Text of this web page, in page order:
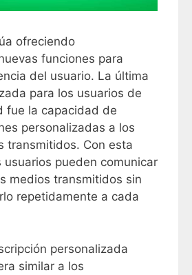
ofreciendo
funciones para
del usuario. La última
para los usuarios de
fue la capacidad de
personalizadas a los
transmitidos. Con esta
usuarios pueden comunicar
medios transmitidos sin
repetidamente a cada
personalizada
similar a los